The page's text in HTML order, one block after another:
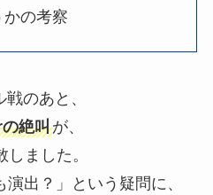
の考察
のあと、
絶叫が、
ました。
演出？」という疑問に、